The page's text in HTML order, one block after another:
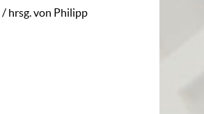
/ hrsg. von Philipp